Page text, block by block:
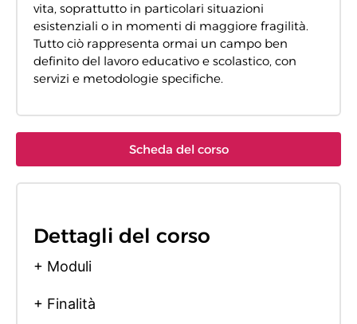
vita, soprattutto in particolari situazioni
esistenziali o in momenti di maggiore fragilità.
Tutto ciò rappresenta ormai un campo ben
definito del lavoro educativo e scolastico, con
servizi e metodologie specifiche.
Scheda del corso
Dettagli del corso
+ Moduli
+ Finalità